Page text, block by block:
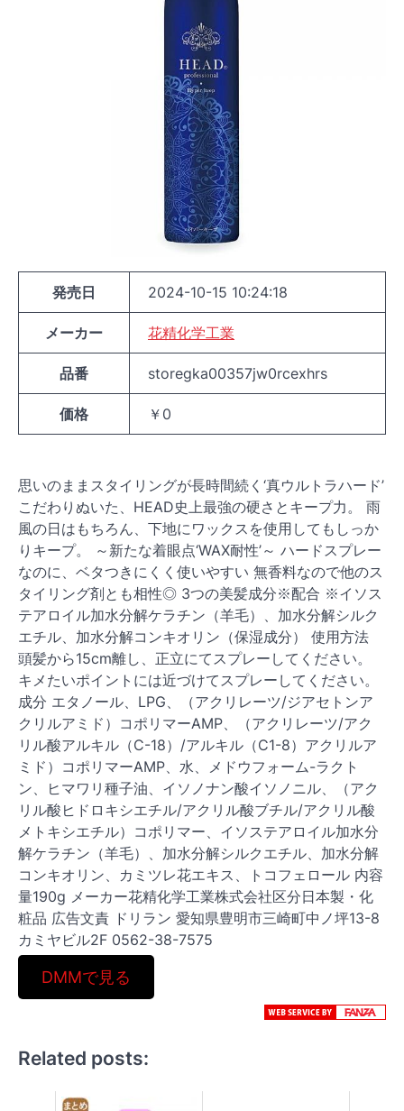
発売日 2024-10-15 10:24:18
メーカー 花精化学工業
品番 storegka00357jw0rcexhrs
価格 ￥0
思いのままスタイリングが長時間続く‘真ウルトラハード’
こだわりぬいた、HEAD史上最強の硬さとキープ力。 雨
風の日はもちろん、下地にワックスを使用してもしっか
りキープ。 ～新たな着眼点‘WAX耐性’～ ハードスプレー
なのに、ベタつきにくく使いやすい 無香料なので他のス
タイリング剤とも相性◎ 3つの美髪成分※配合 ※イソス
テアロイル加水分解ケラチン（羊毛）、加水分解シルク
エチル、加水分解コンキオリン（保湿成分） 使用方法
頭髪から15cm離し、正立にてスプレーしてください。
キメたいポイントには近づけてスプレーしてください。
成分 エタノール、LPG、（アクリレーツ/ジアセトンア
クリルアミド）コポリマーAMP、（アクリレーツ/アク
リル酸アルキル（C-18）/アルキル（C1-8）アクリルア
ミド）コポリマーAMP、水、メドウフォーム-ラクト
ン、ヒマワリ種子油、イソノナン酸イソノニル、（アク
リル酸ヒドロキシエチル/アクリル酸ブチル/アクリル酸
メトキシエチル）コポリマー、イソステアロイル加水分
解ケラチン（羊毛）、加水分解シルクエチル、加水分解
コンキオリン、カミツレ花エキス、トコフェロール 内容
量190g メーカー花精化学工業株式会社区分日本製・化
粧品 広告文責 ドリラン 愛知県豊明市三崎町中ノ坪13-8
カミヤビル2F 0562-38-7575
DMMで見る
Related posts: